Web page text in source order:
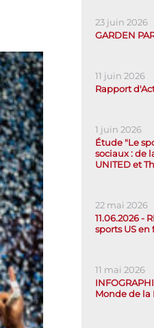
23 juin 2026
GARDEN
11 juin 2026
Rapport
1 juin 2026
Étude "Le
sociaux : de
UNITED et
22 mai 2026
11.06.2026 -
sports US en
11 mai 2026
Monde de la